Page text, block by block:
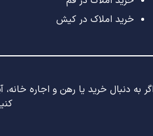
خرید املاک در کیش
دنبال خرید یا رهن و اجاره